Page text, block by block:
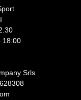
18:00
Srls